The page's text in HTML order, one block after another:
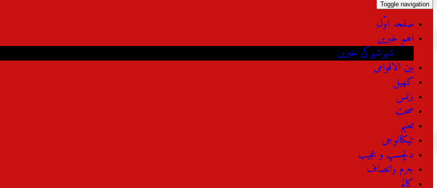
Toggle navigation
صفحہ اوّل
اہم خبریں
شہرشہرکی خبریں
بین الاقوامی
کھیل
بزنس
صحت
تعلیم
ٹیکنالوجی
دلچسپ و عجیب
جرم وانصاف
کالم